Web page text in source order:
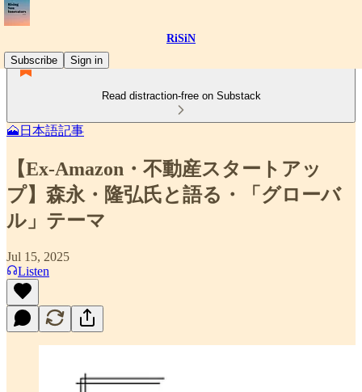
RiSiN
Subscribe
Sign in
Read distraction-free on Substack
🗻日本語記事
【Ex-Amazon・不動産スタートアッ
プ】森永・隆弘氏と語る・「グローバ
ル」テーマ
Jul 15, 2025
Listen